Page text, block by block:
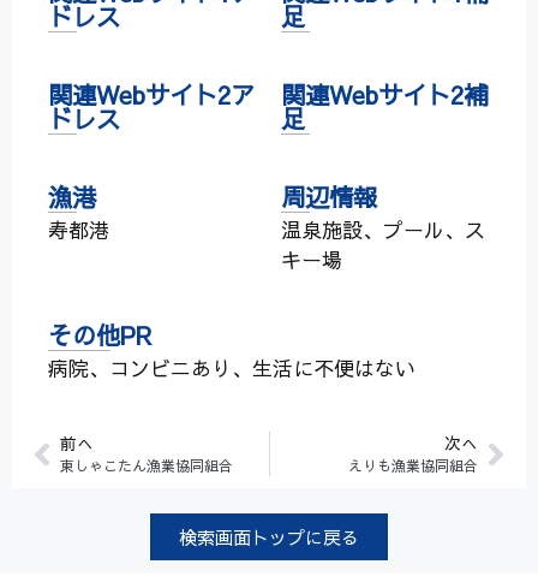
ドレス 足
関連Webサイト2ア
ドレス
関連Webサイト2補
足
漁港
寿都港
周辺情報
温泉施設、プール、ス
キー場
その他PR
病院、コンビニあり、生活に不便はない
前へ
東しゃこたん漁業協同組合
次へ
えりも漁業協同組合
検索画面トップに戻る